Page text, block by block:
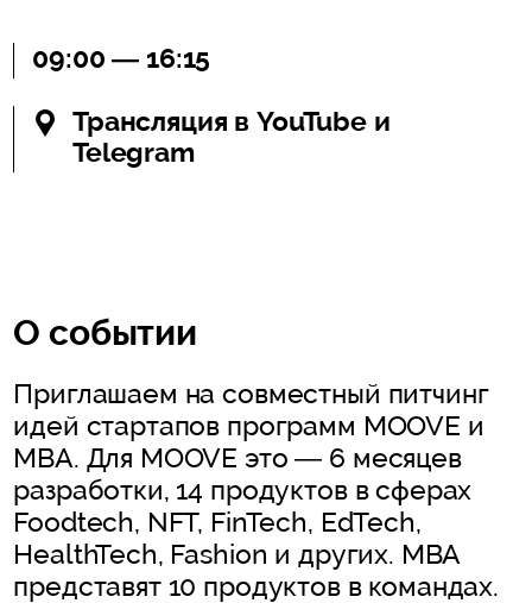
09:00 — 16:15
Трансляция в YouTube и
Telegram
О событии
Приглашаем на совместный питчинг
идей стартапов программ MOOVE и
MBA. Для MOOVE это — 6 месяцев
разработки, 14 продуктов в сферах
Foodtech, NFT, FinTech, EdTech,
HealthTech, Fashion и других. MBA
представят 10 продуктов в командах.